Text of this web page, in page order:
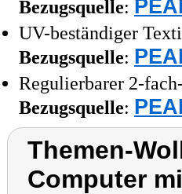
Bezugsquelle:
UV-beständiger
Bezugsquelle:
Regulierbarer 2-
Bezugsquelle:
Themen-
Computer